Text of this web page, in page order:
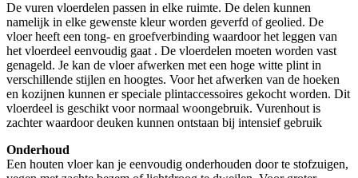
De vuren vloerdelen passen in elke ruimte. De delen kunnen
namelijk in elke gewenste kleur worden geverfd of geolied. De
vloer heeft een tong- en groefverbinding waardoor het leggen van
het vloerdeel eenvoudig gaat . De vloerdelen moeten worden vast
genageld. Je kan de vloer afwerken met een hoge witte plint in
verschillende stijlen en hoogtes. Voor het afwerken van de hoeken
en kozijnen kunnen er speciale plintaccessoires gekocht worden. Dit
vloerdeel is geschikt voor normaal woongebruik. Vurenhout is
zachter waardoor deuken kunnen ontstaan bij intensief gebruik
Onderhoud
Een houten vloer kan je eenvoudig onderhouden door te stofzuigen,